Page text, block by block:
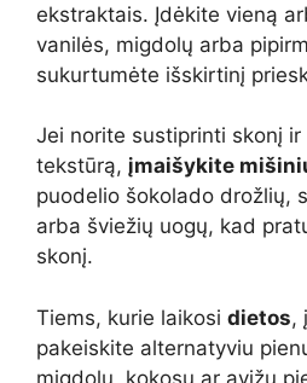
ekstraktais. Įdėkite vieną
vanilės, migdolų arba
sukurtumėte išskirtinį
Jei norite sustiprinti skonį ir
tekstūrą, įmaišykite
puodelio šokolado drožlių,
arba šviežių uogų, kad
skonį.
Tiems, kurie laikosi dietos,
pakeiskite alternatyviu
migdolų, kokosų ar avižų